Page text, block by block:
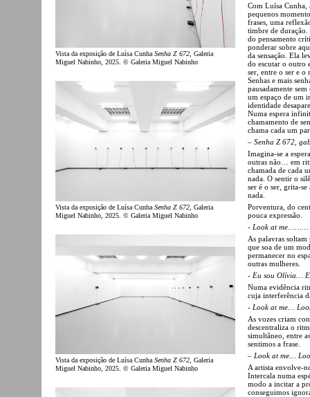
Vista da exposição de Luísa CunhaSenha Z 672, Galeria
Miguel Nabinho, 2025. © Galeria Miguel Nabinho
Vista da exposição de Luísa Cunha Senha Z 672 , Galeria
Miguel Nabinho, 2025. © Galeria Miguel Nabinho
Vista da exposição de Luísa CunhaSenha Z 672, Galeria
Miguel Nabinho, 2025. © Galeria Miguel Nabinho
Com Luísa Cunha,
pequenos
frases, uma
timbre de duração.
do pensamento
ponderar sobre
da sensação. Ela
do escutar o outro
ser, entre o ser e o
Senhas e mais
pausadamente
um espaço de um
identidade
Numa espera
chamamento de
chama cada um
– Senha Z 672,
Imagina-se a
outras não… em
chamada de cada
nada. O sentir o
ser é o ser, grita-
nada.
Porventura, do
pouca expressão.
- Look at me………
As palavras
que soa de um
permanecer no
outras mulheres.
- Eu sou Olívia…
Numa evidência
cuja interferência
- Look at me…
As vozes criam
descentraliza o
simultâneo, entre
sentimos a frase.
– Look at me…
A artista envolve-
Intercala numa
modo a incitar a
conseguimos